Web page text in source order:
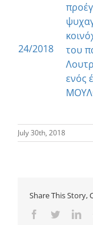
24/2018
του
ενός
July 30th, 2018
Share This Story,
Facebook
Twitter